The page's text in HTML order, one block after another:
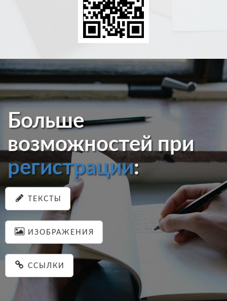
Больше
возможностей при
регистрации:
ТЕКСТЫ
ИЗОБРАЖЕНИЯ
ССЫЛКИ